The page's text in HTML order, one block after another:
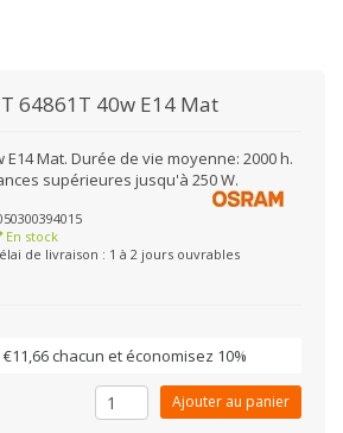
64861T 40w E14 Mat
E14 Mat. Durée de vie moyenne: 2000 h.
supérieures jusqu'à 250 W.
En stock
de livraison : 1 à 2 jours ouvrables
chacun et économisez 10%
Ajouter au panier